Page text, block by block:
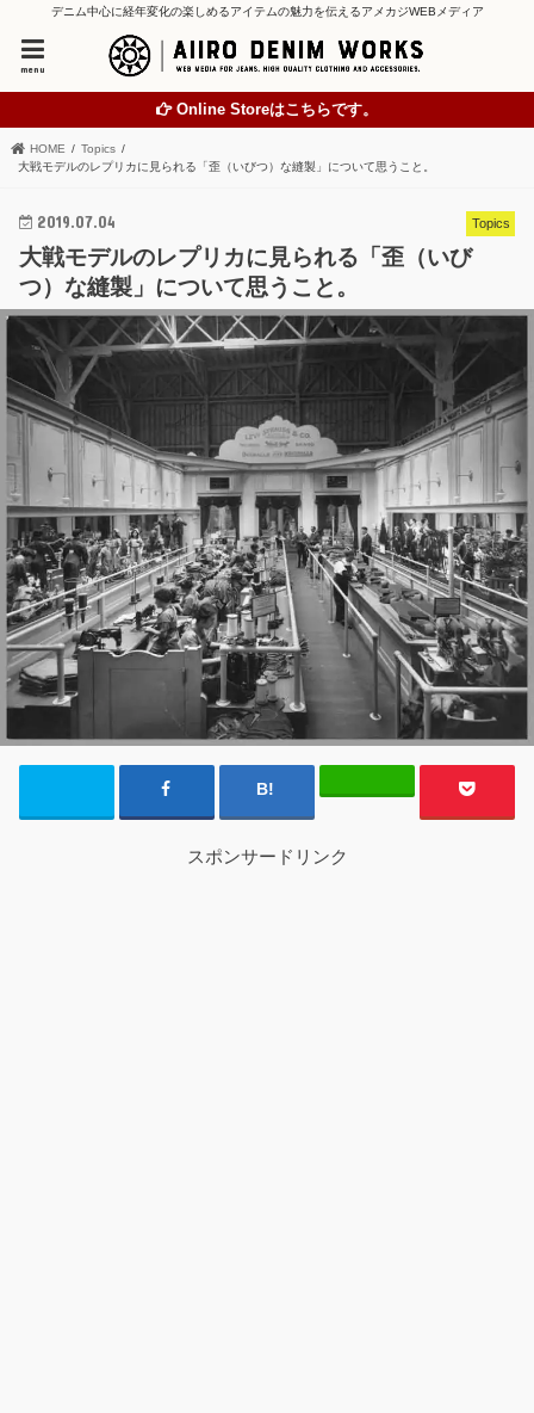
デニム中心に経年変化の楽しめるアイテムの魅力を伝えるアメカジWEBメディア
menu
Online Storeはこちらです。
HOME
Topics
大戦モデルのレプリカに見られる「歪（いびつ）な縫製」について思うこと。
Topics
2019.07.04
大戦モデルのレプリカに見られる「歪（いび
つ）な縫製」について思うこと。
スポンサードリンク